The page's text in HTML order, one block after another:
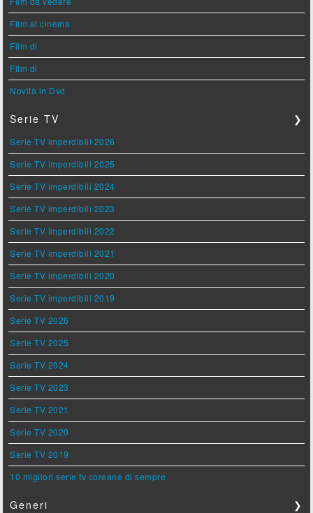
Film al cinema
Film di
Film di
Novità in Dvd
Serie TV ❯
Serie TV imperdibili 2026
Serie TV imperdibili 2025
Serie TV imperdibili 2024
Serie TV imperdibili 2023
Serie TV imperdibili 2022
Serie TV imperdibili 2021
Serie TV imperdibili 2020
Serie TV imperdibili 2019
Serie TV 2026
Serie TV 2025
Serie TV 2024
Serie TV 2023
Serie TV 2021
Serie TV 2020
Serie TV 2019
10 migliori serie tv coreane di sempre
Generi ❯